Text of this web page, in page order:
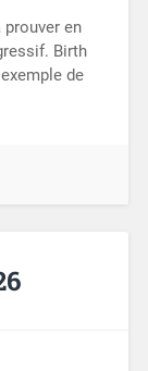
prouver en
Birth
de